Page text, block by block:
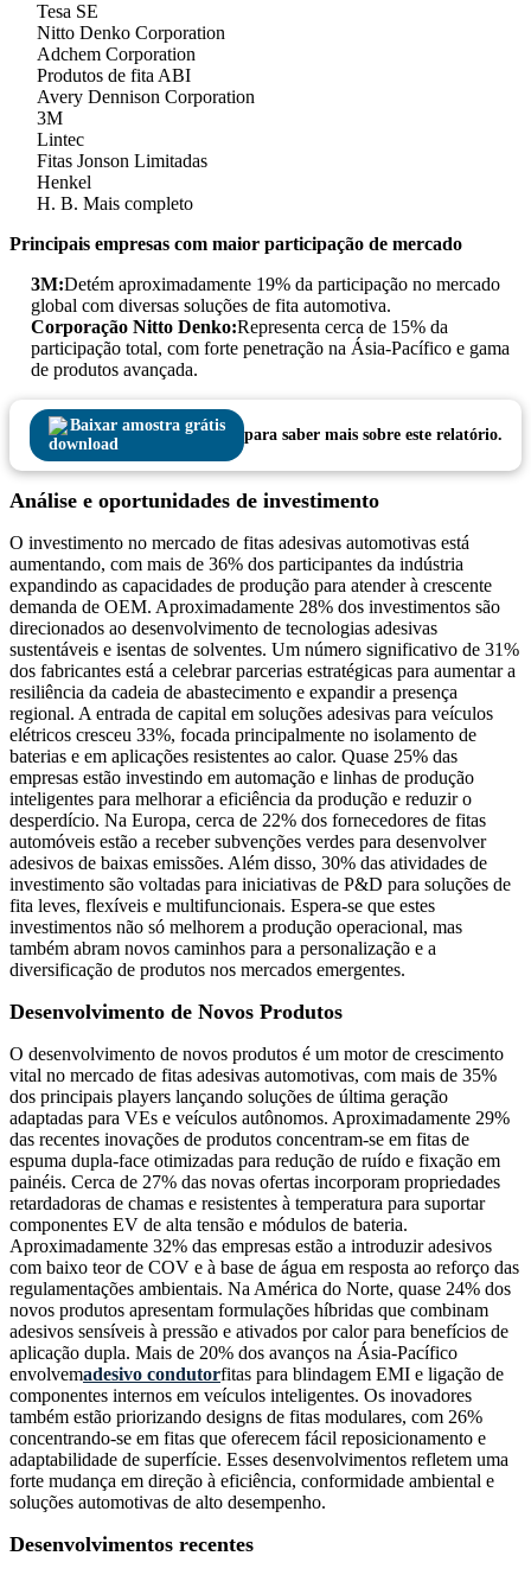
Tesa SE
Nitto Denko Corporation
Adchem Corporation
Produtos de fita ABI
Avery Dennison Corporation
3M
Lintec
Fitas Jonson Limitadas
Henkel
H. B. Mais completo
Principais empresas com maior participação de mercado
3M:Detém aproximadamente 19% da participação no mercado
global com diversas soluções de fita automotiva.
Corporação Nitto Denko:Representa cerca de 15% da
participação total, com forte penetração na Ásia-Pacífico e gama
de produtos avançada.
Baixar amostra grátis
para saber mais sobre este relatório.
Análise e oportunidades de investimento
O investimento no mercado de fitas adesivas automotivas está
aumentando, com mais de 36% dos participantes da indústria
expandindo as capacidades de produção para atender à crescente
demanda de OEM. Aproximadamente 28% dos investimentos são
direcionados ao desenvolvimento de tecnologias adesivas
sustentáveis ​​e isentas de solventes. Um número significativo de 31%
dos fabricantes está a celebrar parcerias estratégicas para aumentar a
resiliência da cadeia de abastecimento e expandir a presença
regional. A entrada de capital em soluções adesivas para veículos
elétricos cresceu 33%, focada principalmente no isolamento de
baterias e em aplicações resistentes ao calor. Quase 25% das
empresas estão investindo em automação e linhas de produção
inteligentes para melhorar a eficiência da produção e reduzir o
desperdício. Na Europa, cerca de 22% dos fornecedores de fitas
automóveis estão a receber subvenções verdes para desenvolver
adesivos de baixas emissões. Além disso, 30% das atividades de
investimento são voltadas para iniciativas de P&D para soluções de
fita leves, flexíveis e multifuncionais. Espera-se que estes
investimentos não só melhorem a produção operacional, mas
também abram novos caminhos para a personalização e a
diversificação de produtos nos mercados emergentes.
Desenvolvimento de Novos Produtos
O desenvolvimento de novos produtos é um motor de crescimento
vital no mercado de fitas adesivas automotivas, com mais de 35%
dos principais players lançando soluções de última geração
adaptadas para VEs e veículos autônomos. Aproximadamente 29%
das recentes inovações de produtos concentram-se em fitas de
espuma dupla-face otimizadas para redução de ruído e fixação em
painéis. Cerca de 27% das novas ofertas incorporam propriedades
retardadoras de chamas e resistentes à temperatura para suportar
componentes EV de alta tensão e módulos de bateria.
Aproximadamente 32% das empresas estão a introduzir adesivos
com baixo teor de COV e à base de água em resposta ao reforço das
regulamentações ambientais. Na América do Norte, quase 24% dos
novos produtos apresentam formulações híbridas que combinam
adesivos sensíveis à pressão e ativados por calor para benefícios de
aplicação dupla. Mais de 20% dos avanços na Ásia-Pacífico
envolvemadesivo condutorfitas para blindagem EMI e ligação de
componentes internos em veículos inteligentes. Os inovadores
também estão priorizando designs de fitas modulares, com 26%
concentrando-se em fitas que oferecem fácil reposicionamento e
adaptabilidade de superfície. Esses desenvolvimentos refletem uma
forte mudança em direção à eficiência, conformidade ambiental e
soluções automotivas de alto desempenho.
Desenvolvimentos recentes